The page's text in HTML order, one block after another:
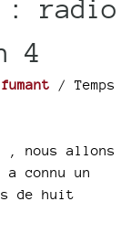
: radio
4
/ Temps
nous allons
connu un
de huit